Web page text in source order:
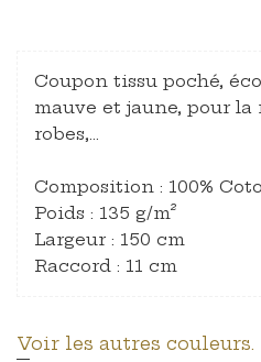
Coupon tissu poché,
mauve et jaune, pour la
robes,…
Composition : 100%
Poids : 135 g/m²
Largeur : 150 cm
Raccord : 11 cm
Voir les autres couleurs.